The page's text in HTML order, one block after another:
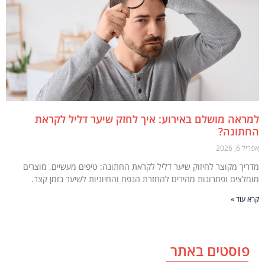
מושלם באירוע: איך לחזק שיער דליל לקראת
2026
מקוצר לחיזוק שיער דליל לקראת החתונה: טיפים מעשיים, מוצרים
ופתרונות מהירים להחזרת הנפח והחיוניות לשיער בזמן קצר.
עוד »
באתר